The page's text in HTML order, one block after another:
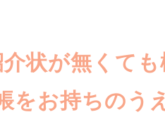
状が無くても
をお持ちのう